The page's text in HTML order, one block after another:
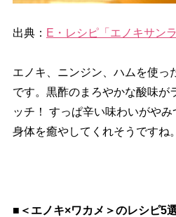
出典： E・レシピ「エノキサンラ
エノキ、ニンジン、ハムを使っ
です。黒酢のまろやかな酸味が
ッチ！ すっぱ辛い味わいがや
身体を癒やしてくれそうですね。
■＜エノキ×ワカメ＞のレシピ5